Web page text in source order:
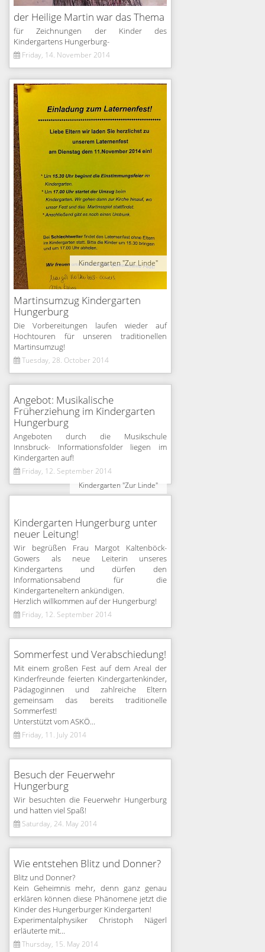
der Heilige Martin war das Thema
für Zeichnungen der Kinder des
Kindergartens Hungerburg-
Friday, 14. November 2014
Kindergarten "Zur Linde"
Martinsumzug Kindergarten
Hungerburg
Die Vorbereitungen laufen wieder auf
Hochtouren für unseren traditionellen
Martinsumzug!
Tuesday, 28. October 2014
Angebot: Musikalische
Früherziehung im Kindergarten
Hungerburg
Angeboten durch die Musikschule
Innsbruck- Informationsfolder liegen im
Kindergarten auf!
Friday, 12. September 2014
Kindergarten "Zur Linde"
Kindergarten Hungerburg unter
neuer Leitung!
Wir begrüßen Frau Margot Kaltenböck-
Gowers als neue Leiterin unseres
Kindergartens und dürfen den
Informationsabend für die
Kindergarteneltern ankündigen.
Herzlich willkommen auf der Hungerburg!
Friday, 12. September 2014
Sommerfest und Verabschiedung!
Mit einem großen Fest auf dem Areal der
Kinderfreunde feierten Kindergartenkinder,
Pädagoginnen und zahlreiche Eltern
gemeinsam das bereits traditionelle
Sommerfest!
Unterstützt vom ASKÖ...
Friday, 11. July 2014
Besuch der Feuerwehr
Hungerburg
Wir besuchten die Feuerwehr Hungerburg
und hatten viel Spaß!
Saturday, 24. May 2014
Wie entstehen Blitz und Donner?
Blitz und Donner?
Kein Geheimnis mehr, denn ganz genau
erklären können diese Phänomene jetzt die
Kinder des Hungerburger Kindergarten!
Experimentalphysiker Christoph Nägerl
erläuterte mit...
Thursday, 15. May 2014